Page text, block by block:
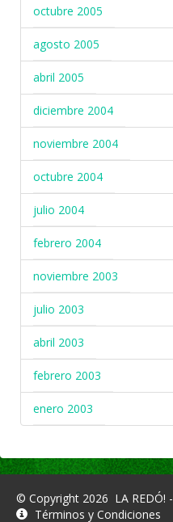
octubre 2005
agosto 2005
abril 2005
diciembre 2004
noviembre 2004
octubre 2004
julio 2004
febrero 2004
noviembre 2003
julio 2003
abril 2003
febrero 2003
enero 2003
© Copyright 2026 LA REDÓ! -
Términos y Condiciones